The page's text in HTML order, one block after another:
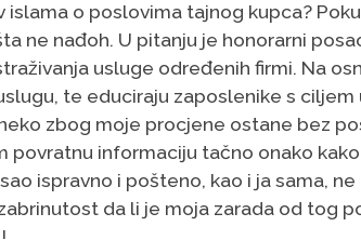
islama o poslovima tajnog kupca?
ne nađoh. U pitanju je honorarni
usluge određenih firmi. Na
te educiraju zaposlenike s
zbog moje procjene ostane bez
povratnu informaciju tačno onako
ispravno i pošteno, kao i ja sama,
da li je moja zarada od tog